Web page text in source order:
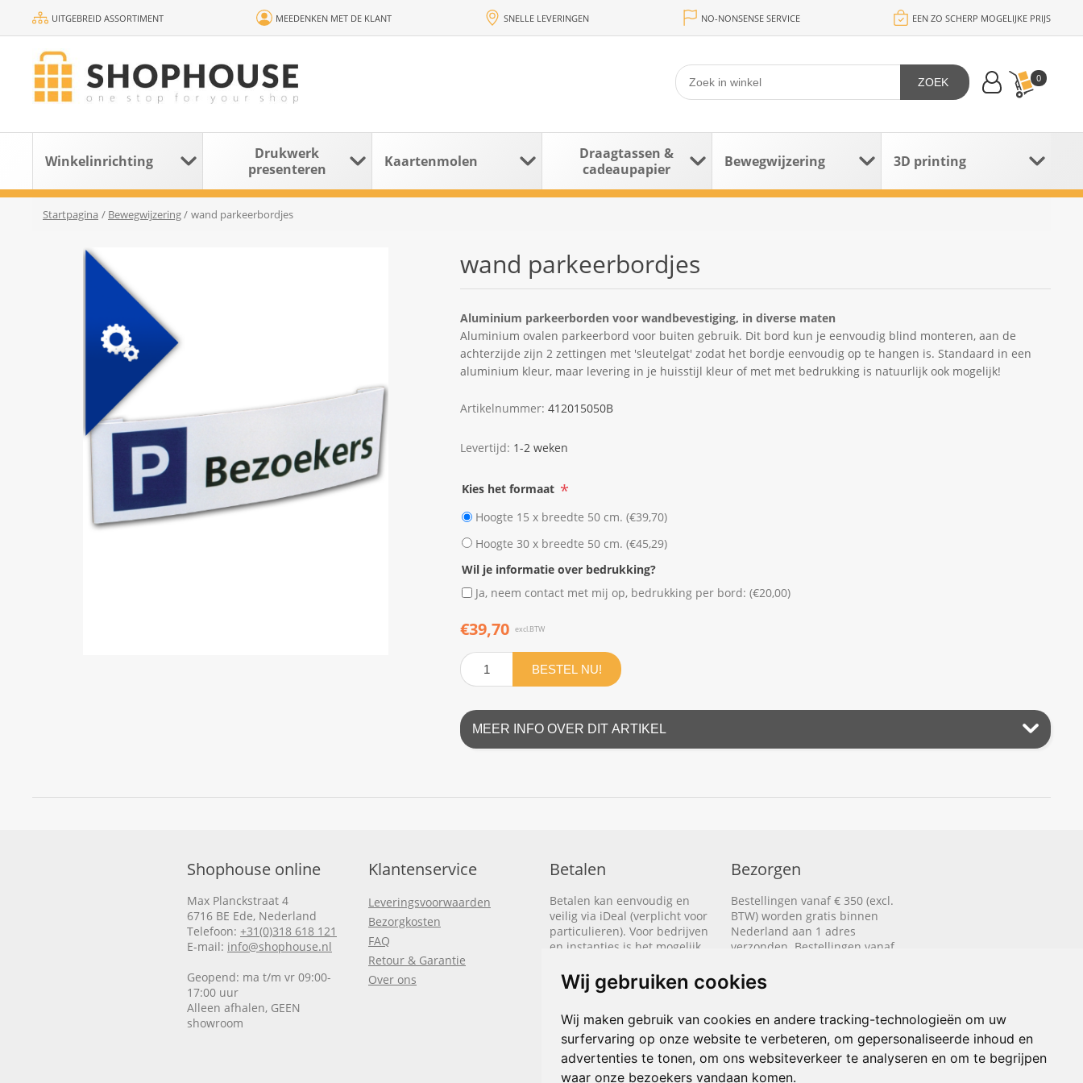
Wij gebruiken cookies
Wij maken gebruik van cookies en andere tracking-technologieën om uw
surfervaring op onze website te verbeteren, om gepersonaliseerde inhoud en
advertenties te tonen, om ons websiteverkeer te analyseren en om te begrijpen
waar onze bezoekers vandaan komen.
UITGEBREID ASSORTIMENT MEEDENKEN MET DE KLANT SNELLE LEVERINGEN NO-NONSENSE SERVICE EEN ZO SCHERP MOGELIJKE PRIJS
0
ZOEK
Winkelinrichting
Drukwerk
presenteren
Kaartenmolen
Draagtassen &
cadeaupapier
Bewegwijzering 3D printing
Startpagina / Bewegwijzering/ wand parkeerbordjes
wand parkeerbordjes
Aluminium parkeerborden voor wandbevestiging, in diverse maten
Aluminium ovalen parkeerbord voor buiten gebruik. Dit bord kun je eenvoudig blind monteren, aan de
achterzijde zijn 2 zettingen met 'sleutelgat' zodat het bordje eenvoudig op te hangen is. Standaard in een
aluminium kleur, maar levering in je huisstijl kleur of met met bedrukking is natuurlijk ook mogelijk!
Artikelnummer: 412015050B
Levertijd: 1-2 weken
Kies het formaat *
Hoogte 15 x breedte 50 cm. (€39,70)
Hoogte 30 x breedte 50 cm. (€45,29)
Wil je informatie over bedrukking?
Ja, neem contact met mij op, bedrukking per bord: (€20,00)
€39,70 excl.BTW
BESTEL NU!
MEER INFO OVER DIT ARTIKEL
Shophouse online
Max Planckstraat 4
6716 BE Ede, Nederland
Telefoon: +31(0)318 618 121
E-mail: info@shophouse.nl
Geopend: ma t/m vr 09:00-
17:00 uur
Alleen afhalen, GEEN
showroom
Klantenservice
Leveringsvoorwaarden
Bezorgkosten
FAQ
Retour & Garantie
Over ons
Betalen
Betalen kan eenvoudig en
veilig via iDeal (verplicht voor
particulieren). Voor bedrijven
en instanties is het mogelijk
We sturen je dan een factuur
nadat de bestelling is
Klik hier om meer te lezen of
bel+31(0)318 618 121
Bezorgen
Bestellingen vanaf € 350 (excl.
BTW) worden gratis binnen
Nederland aan 1 adres
verzonden. Bestellingen vanaf
gratis naar België aan 1 adres
verzonden.
Lees hier hoe het bezorgen
werkt.